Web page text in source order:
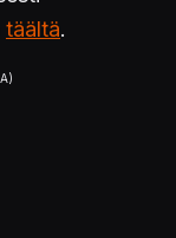
täältä.